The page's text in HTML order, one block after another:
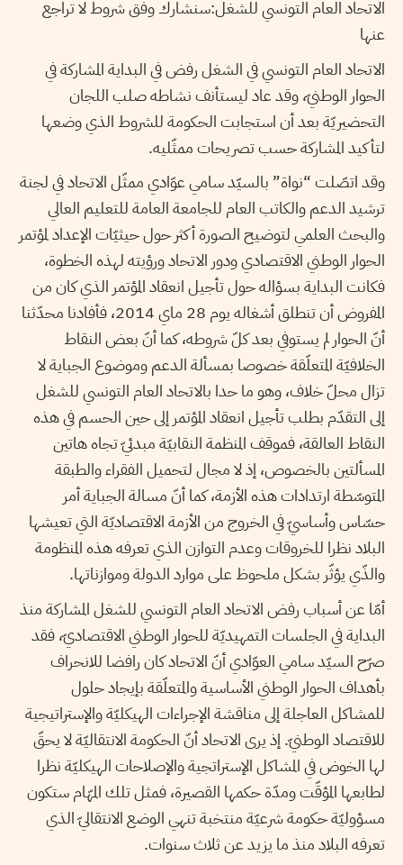
الاتحاد العام التونسي للشغل:سنشارك وفق شروط لا تراجع
عنها
الاتحاد العام التونسي في الشغل رفض في البداية المشاركة في
الحوار الوطنيّ، وقد عاد ليستأنف نشاطه صلب اللجان
التحضيريّة بعد أن استجابت الحكومة للشروط الذي وضعها
لتأكيد المشاركة حسب تصريحات ممثّليه.
وقد اتصّلت “نواة” بالسيّد سامي عوّادي ممثّل الاتحاد في لجنة
ترشيد الدعم والكاتب العام للجامعة العامة للتعليم العالي
والبحث العلمي لتوضيح الصورة أكثر حول حيثيّات الإعداد لمؤتمر
الحوار الوطني الاقتصادي ودور الاتحاد ورؤيته لهذه الخطوة،
فكانت البداية بسؤاله حول تأجيل انعقاد المؤتمر الذي كان من
المفروض أن تنطلق أشغاله يوم 28 ماي 2014، فأفادنا محدّثنا
أنّ الحوار لم يستوفي بعد كلّ شروطه، كما أنّ بعض النقاط
الخلافيّة المتعلّقة خصوصا بمسألة الدعم وموضوع الجباية لا
تزال محلّ خلاف، وهو ما حدا بالاتحاد العام التونسي للشغل
إلى التقدّم بطلب تأجيل انعقاد المؤتمر إلى حين الحسم في هذه
النقاط العالقة، فموقف المنظمة النقابيّة مبدئيّ تجاه هاتين
المسألتين بالخصوص، إذ لا مجال لتحميل الفقراء والطبقة
المتوسّطة ارتدادات هذه الأزمة، كما أنّ مسالة الجباية أمر
حسّاس وأساسيّ في الخروج من الأزمة الاقتصاديّة التي تعيشها
البلاد نظرا للخروقات وعدم التوازن الذي تعرفه هذه المنظومة
والذّي يؤثّر بشكل ملحوظ على موارد الدولة وموازناتها.
أمّا عن أسباب رفض الاتحاد العام التونسي للشغل المشاركة منذ
البداية في الجلسات التمهيديّة للحوار الوطني الاقتصاديّ، فقد
صرّح السيّد سامي العوّادي أنّ الاتحاد كان رافضا للانحراف
بأهداف الحوار الوطني الأساسية والمتعلّقة بإيجاد حلول
للمشاكل العاجلة إلى مناقشة الإجراءات الهيكليّة والإستراتيجية
للاقتصاد الوطنيّ. إذ يرى الاتحاد أنّ الحكومة الانتقاليّة لا يحقّ
لها الخوض في المشاكل الإستراتجية والإصلاحات الهيكليّة نظرا
لطابعها المؤقّت ومدّة حكمها القصيرة، فمثل تلك المهّام ستكون
مسؤوليّة حكومة شرعيّة منتخبة تنهي الوضع الانتقاليّ الذي
تعرفه البلاد منذ ما يزيد عن ثلاث سنوات.